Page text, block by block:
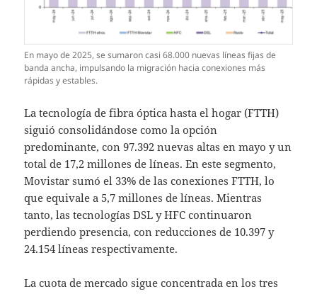
En mayo de 2025, se sumaron casi 68.000 nuevas líneas fijas de
banda ancha, impulsando la migración hacia conexiones más
rápidas y estables.
La tecnología de fibra óptica hasta el hogar (FTTH)
siguió consolidándose como la opción
predominante, con 97.392 nuevas altas en mayo y un
total de 17,2 millones de líneas. En este segmento,
Movistar sumó el 33% de las conexiones FTTH, lo
que equivale a 5,7 millones de líneas. Mientras
tanto, las tecnologías DSL y HFC continuaron
perdiendo presencia, con reducciones de 10.397 y
24.154 líneas respectivamente.
La cuota de mercado sigue concentrada en los tres